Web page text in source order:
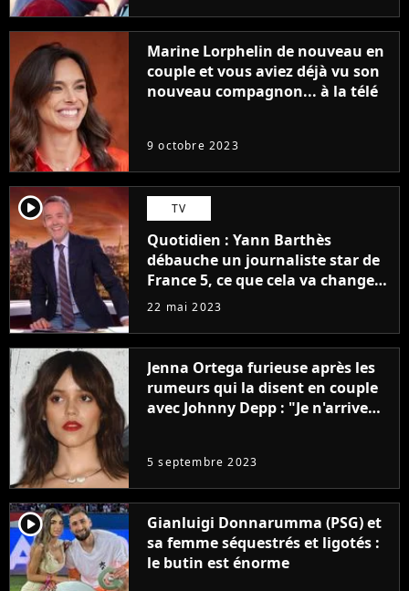
Marine Lorphelin de nouveau en
couple et vous aviez déjà vu son
nouveau compagnon... à la télé
9 octobre 2023
player2 TV
Quotidien : Yann Barthès
débauche un journaliste star de
France 5, ce que cela va changer
à la rentrée
22 mai 2023
Jenna Ortega furieuse après les
rumeurs qui la disent en couple
avec Johnny Depp : "Je n'arrive
5 septembre 2023
player2
Gianluigi Donnarumma (PSG) et
sa femme séquestrés et ligotés :
le butin est énorme